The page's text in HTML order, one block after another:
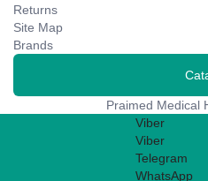
Returns
Site Map
Brands
Praimed Medical
Viber
Viber
Telegram
WhatsApp